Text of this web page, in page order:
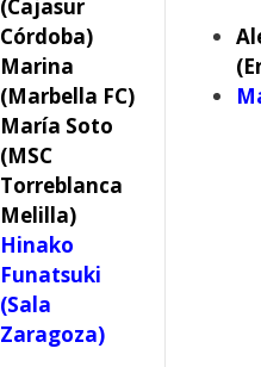
(Cajasur
Córdoba)
Marina
(Marbella FC)
María Soto
(MSC
Torreblanca
Melilla)
Hinako
Funatsuki
(Sala
Zaragoza)